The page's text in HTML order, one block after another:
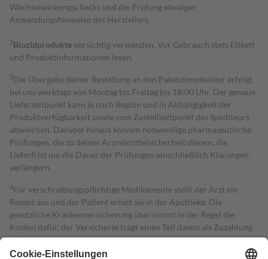
Wechselwirkungschecks und die Prüfung etwaiger
Anwendungshinweise des Herstellers.
2Biozidproduktevorsichtig verwenden. Vor Gebrauch stets Etikett
und Produktinformationen lesen.
3Die Übergabe deiner Bestellung an den Paketdienstleister erfolgt
bei uns werktags von Montag bis Freitag bis 18:00 Uhr. Der genaue
Lieferzeitpunkt kann je nach Region und in Abhängigkeit der
Produktverfügbarkeit sowie vom Zustellzeitpunkt des Spediteurs
abweichen. Darüber hinaus können notwendige pharmazeutische
Prüfungen, die zu deiner Arzneimittelsicherheit dienen, die
Lieferfrist um die Dauer der Prüfungen einschließlich Klärungen
verlängern.
4Für verschreibungspflichtige Medikamente stellt der Arzt ein
Rezept aus und der Patient erhält sie in der Apotheke. Die
gesetzliche Krankenversicherung übernimmt in der Regel die
Kosten dafür, der Versicherte trägt einen Teil davon als Zuzahlung
mit.
Grundsätzlich leisten Mitglieder Zuzahlungen in Höhe von zehn